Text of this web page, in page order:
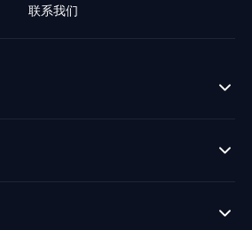
联系我们